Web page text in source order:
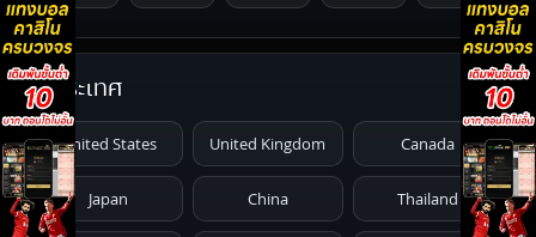
1996 1995 1994 1993 1992
1986 1985 1984 1983 1982
1981 1980 1979 1978 1977
ประเทศ
United States United Kingdom Canada
Japan China Thailand